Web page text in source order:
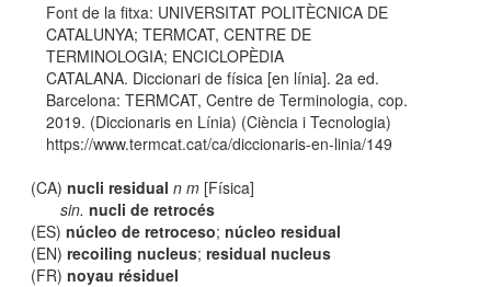
Font de la fitxa: UNIVERSITAT POLITÈCNICA DE
CATALUNYA; TERMCAT, CENTRE DE
TERMINOLOGIA; ENCICLOPÈDIA
CATALANA. Diccionari de física [en línia]. 2a ed.
Barcelona: TERMCAT, Centre de Terminologia, cop.
2019. (Diccionaris en Línia) (Ciència i Tecnologia)
https://www.termcat.cat/ca/diccionaris-en-linia/149
(CA)nucli residual n m [Física]
sin. nucli de retrocés
(ES)núcleo de retroceso;núcleo residual
(EN)recoiling nucleus;residual nucleus
(FR)noyau résiduel